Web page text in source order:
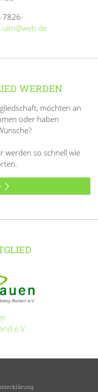
7826
WERDEN
möchten an
oder haben
werden so schnell wie